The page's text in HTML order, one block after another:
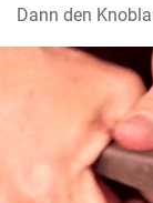
Dann den